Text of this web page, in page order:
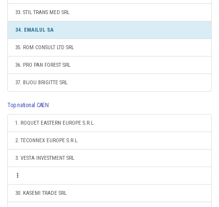
33. STIL TRANS MED SRL
34. EMAILUL SA
35. ROM CONSULT LTD SRL
36. PRO PAN FOREST SRL
37. BIJOU BRIGITTE SRL
Top national CAEN
1. ROQUET EASTERN EUROPE S.R.L.
2. TECONNEX EUROPE S.R.L.
3. VESTA INVESTMENT SRL
30. KASEMI TRADE SRL